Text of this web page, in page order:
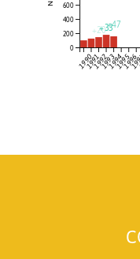
1990199119921993199419951996
0
200
400
600
+20+33+47